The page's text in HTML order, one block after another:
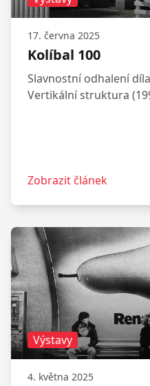
17. června 2025
Kolíbal 100
Slavnostní odhalení
Vertikální struktura
Zobrazit článek
Výstavy
4. května 2025